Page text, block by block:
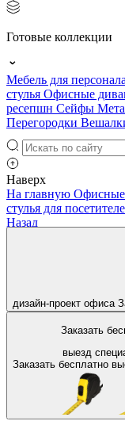
Готовые коллекции
Мебель для персонала
стулья Офисные
ресепшн Сейфы
Перегородки
Наверх
дизайн-проект офиса
Заказать
выезд
Заказать бесплатно
На главную Офисные
стулья для
Назад